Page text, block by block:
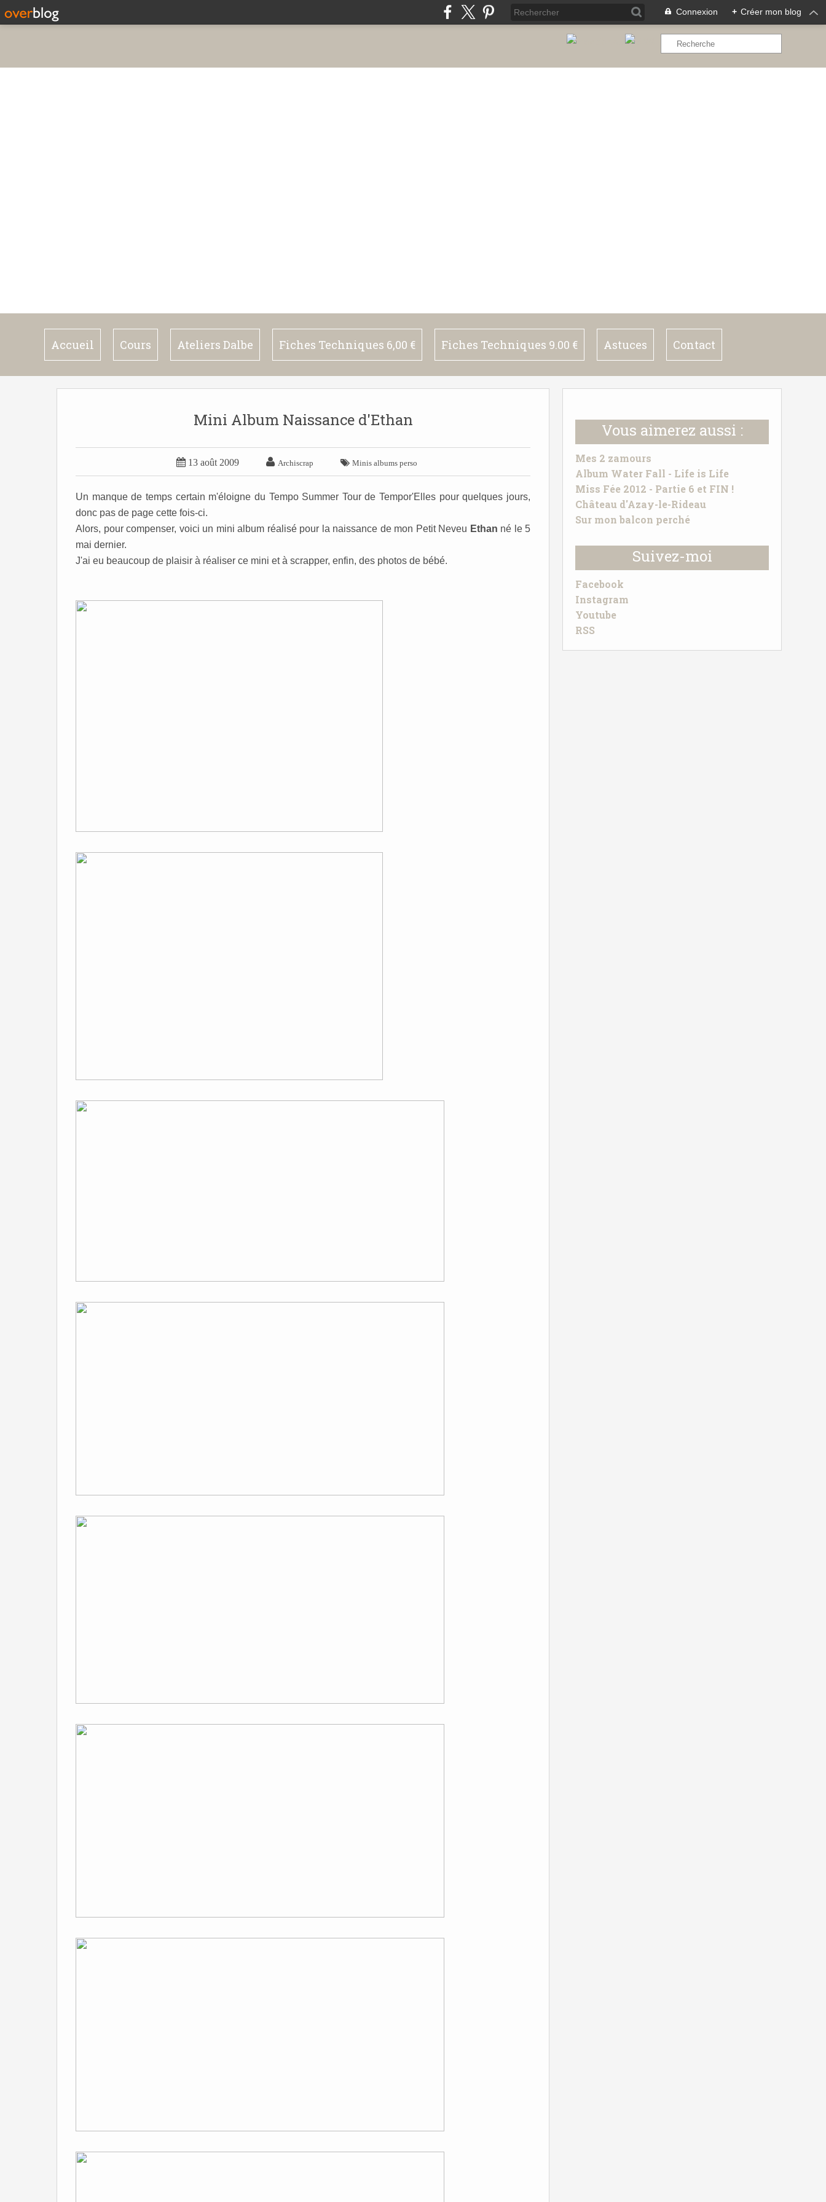
Connexion + Créer mon blog
Accueil Cours Ateliers Dalbe Fiches Techniques 6,00 € Fiches Techniques 9.00 € Astuces Contact
Vous aimerez aussi :
Mes 2 zamours
Album Water Fall - Life is Life
Miss Fée 2012 - Partie 6 et FIN !
Château d'Azay-le-Rideau
Sur mon balcon perché
Suivez-moi
Facebook
Instagram
Youtube
RSS
Mini Album Naissance d'Ethan
 13 août 2009  Archiscrap  Minis albums perso
Un manque de temps certain m'éloigne du Tempo Summer Tour de Tempor'Elles pour quelques jours,
donc pas de page cette fois-ci.
Alors, pour compenser, voici un mini album réalisé pour la naissance de mon Petit Neveu Ethan né le 5
mai dernier.
J'ai eu beaucoup de plaisir à réaliser ce mini et à scrapper, enfin, des photos de bébé.